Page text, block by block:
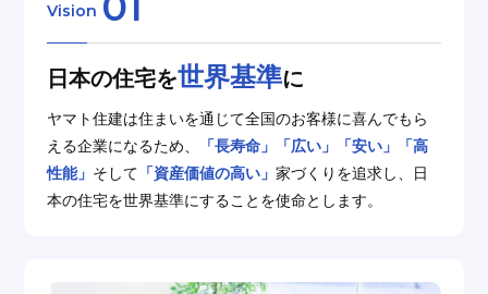
Vision
⽇本の住宅を世界基準に
ヤマト住建は住まいを通じて全国のお客様に喜んでもら
える企業になるため、
「⻑寿命」「広い」「安い」「⾼
性能」 そして 「資産価値の⾼い」家づくりを追求し、⽇
本の住宅を世界基準にすることを使命とします。